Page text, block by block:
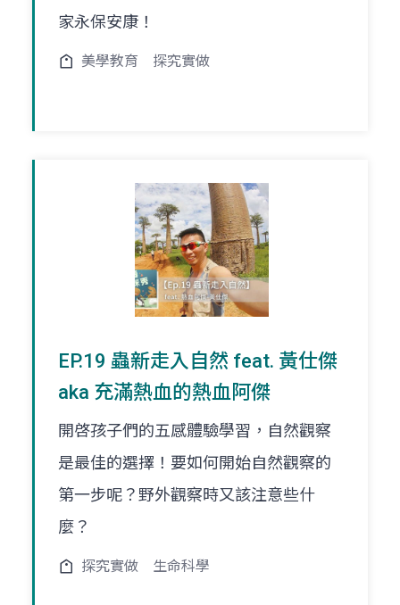
家永保安康！
美學教育 探究實做
EP.19 蟲新走入自然 feat. 黃仕傑
aka 充滿熱血的熱血阿傑
開啓孩子們的五感體驗學習，自然觀察
是最佳的選擇！要如何開始自然觀察的
第一步呢？野外觀察時又該注意些什
麼？
探究實做 生命科學